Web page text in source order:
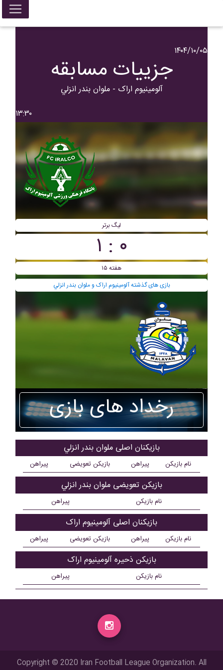
۱۴۰۴/۱۰/۰۵
جزییات مسابقه
آلومينيوم اراک - ملوان بندر انزلي
۱۳:۳۰
لیگ برتر
۰ : ۱
هفته ۱۵
بازی های گذشته آلومينيوم اراک و ملوان بندر انزلي
رخداد های بازی
بازیکنان اصلی ملوان بندر انزلي
نام بازیکن پیراهن بازیکن تعویضی پیراهن
بازیکن تعویضی ملوان بندر انزلي
نام بازیکن پیراهن
بازیکنان اصلی آلومينيوم اراک
نام بازیکن پیراهن بازیکن تعویضی پیراهن
بازیکن ذحیره آلومينيوم اراک
نام بازیکن پیراهن
Copyright © 2020 Iran Football League Organization. All